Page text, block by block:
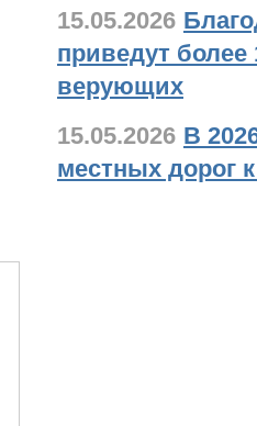
15.05.2026
приведут
верующих
15.05.2026 В
местных дорог